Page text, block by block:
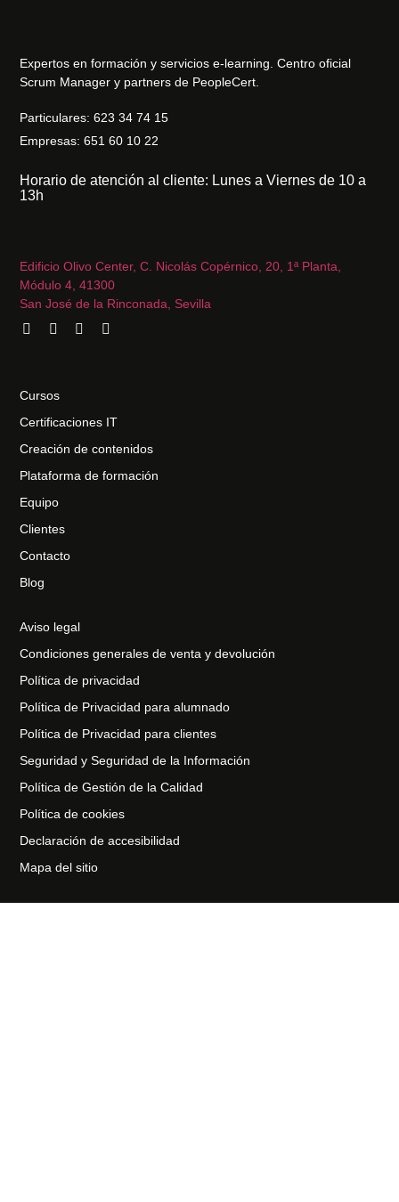
Expertos en formación y servicios e-learning. Centro oficial
Scrum Manager y partners de PeopleCert.
Particulares: 623 34 74 15
Empresas: 651 60 10 22
Horario de atención al cliente: Lunes a Viernes de 10 a
13h
Edificio Olivo Center, C. Nicolás Copérnico, 20, 1ª Planta,
Módulo 4, 41300
San José de la Rinconada, Sevilla
Cursos
Certificaciones IT
Creación de contenidos
Plataforma de formación
Equipo
Clientes
Contacto
Blog
Aviso legal
Condiciones generales de venta y devolución
Política de privacidad
Política de Privacidad para alumnado
Política de Privacidad para clientes
Seguridad y Seguridad de la Información
Política de Gestión de la Calidad
Política de cookies
Declaración de accesibilidad
Mapa del sitio